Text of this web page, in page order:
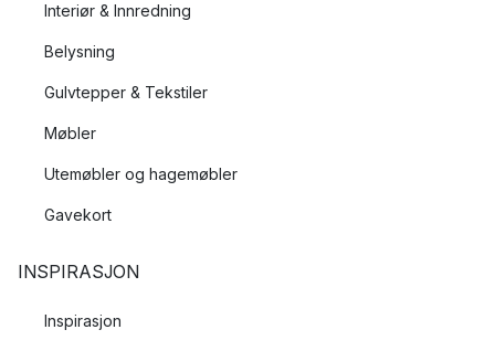
Interiør & Innredning
Belysning
Gulvtepper & Tekstiler
Møbler
Utemøbler og hagemøbler
Gavekort
INSPIRASJON
Inspirasjon